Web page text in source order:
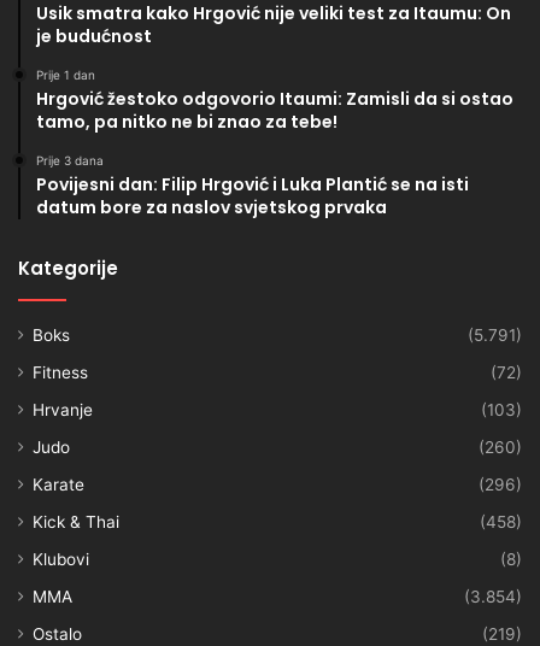
Usik smatra kako Hrgović nije veliki test za Itaumu: On
je budućnost
Prije 1 dan
Hrgović žestoko odgovorio Itaumi: Zamisli da si ostao
tamo, pa nitko ne bi znao za tebe!
Prije 3 dana
Povijesni dan: Filip Hrgović i Luka Plantić se na isti
datum bore za naslov svjetskog prvaka
Kategorije
Boks
(5.791)
Fitness
(72)
Hrvanje
(103)
Judo
(260)
Karate
(296)
Kick & Thai
(458)
Klubovi
(8)
MMA
(3.854)
Ostalo
(219)